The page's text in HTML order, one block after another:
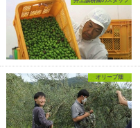
オリーブ畑